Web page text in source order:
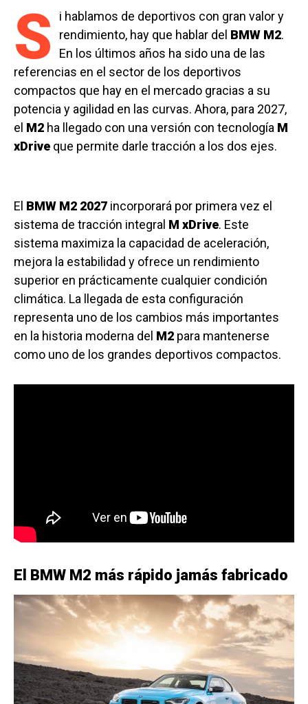
S
i hablamos de deportivos con gran valor y
rendimiento, hay que hablar del BMW M2.
En los últimos años ha sido una de las
referencias en el sector de los deportivos
compactos que hay en el mercado gracias a su
potencia y agilidad en las curvas. Ahora, para 2027,
el M2 ha llegado con una versión con tecnología M
xDrive que permite darle tracción a los dos ejes.
El BMW M2 2027 incorporará por primera vez el
sistema de tracción integral M xDrive. Este
sistema maximiza la capacidad de aceleración,
mejora la estabilidad y ofrece un rendimiento
superior en prácticamente cualquier condición
climática. La llegada de esta configuración
representa uno de los cambios más importantes
en la historia moderna del M2 para mantenerse
como uno de los grandes deportivos compactos.
El BMW M2 más rápido jamás fabricado